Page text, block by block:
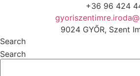
+36 96 424
9024 GYŐR, Szent
Search
Search